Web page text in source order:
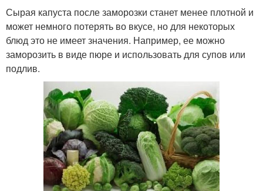
Сырая капуста после заморозки станет менее плотной и
может немного потерять во вкусе, но для некоторых
блюд это не имеет значения. Например, ее можно
заморозить в виде пюре и использовать для супов или
подлив.